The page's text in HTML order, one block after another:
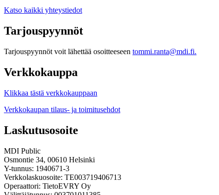
Katso kaikki yhteystiedot
Tarjouspyynnöt
Tarjouspyynnöt voit lähettää osoitteeseen tommi.ranta@mdi.fi.
Verkkokauppa
Klikkaa tästä verkkokauppaan
Verkkokaupan tilaus- ja toimitusehdot
Laskutusosoite
MDI Public
Osmontie 34, 00610 Helsinki
Y-tunnus: 1940671-3
Verkkolaskuosoite: TE003719406713
Operaattori: TietoEVRY Oy